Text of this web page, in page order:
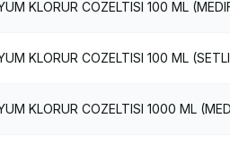
KLORUR COZELTISI 100 ML
KLORUR COZELTISI 100 ML
KLORUR COZELTISI 1000 ML